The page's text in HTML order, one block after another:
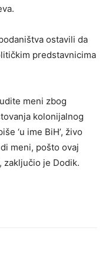
ostavili da
predstavnicima
meni zbog
kolonijalnog
‘u ime BiH’, živo
meni, pošto ovaj
zaključio je Dodik.